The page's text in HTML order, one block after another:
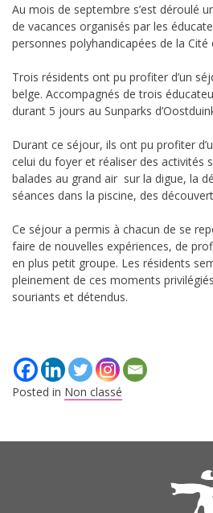
Au mois de septembre s’est déroulé
de vacances organisés par les
personnes polyhandicapées de la Cité
Trois résidents ont pu profiter d’un
belge. Accompagnés de trois
durant 5 jours au Sunparks
Durant ce séjour, ils ont pu profiter
celui du foyer et réaliser des activités
balades au grand air sur la digue, la
séances dans la piscine, des
Ce séjour a permis à chacun de se
faire de nouvelles expériences, de
en plus petit groupe. Les résidents
pleinement de ces moments
souriants et détendus.
Posted in Non classé